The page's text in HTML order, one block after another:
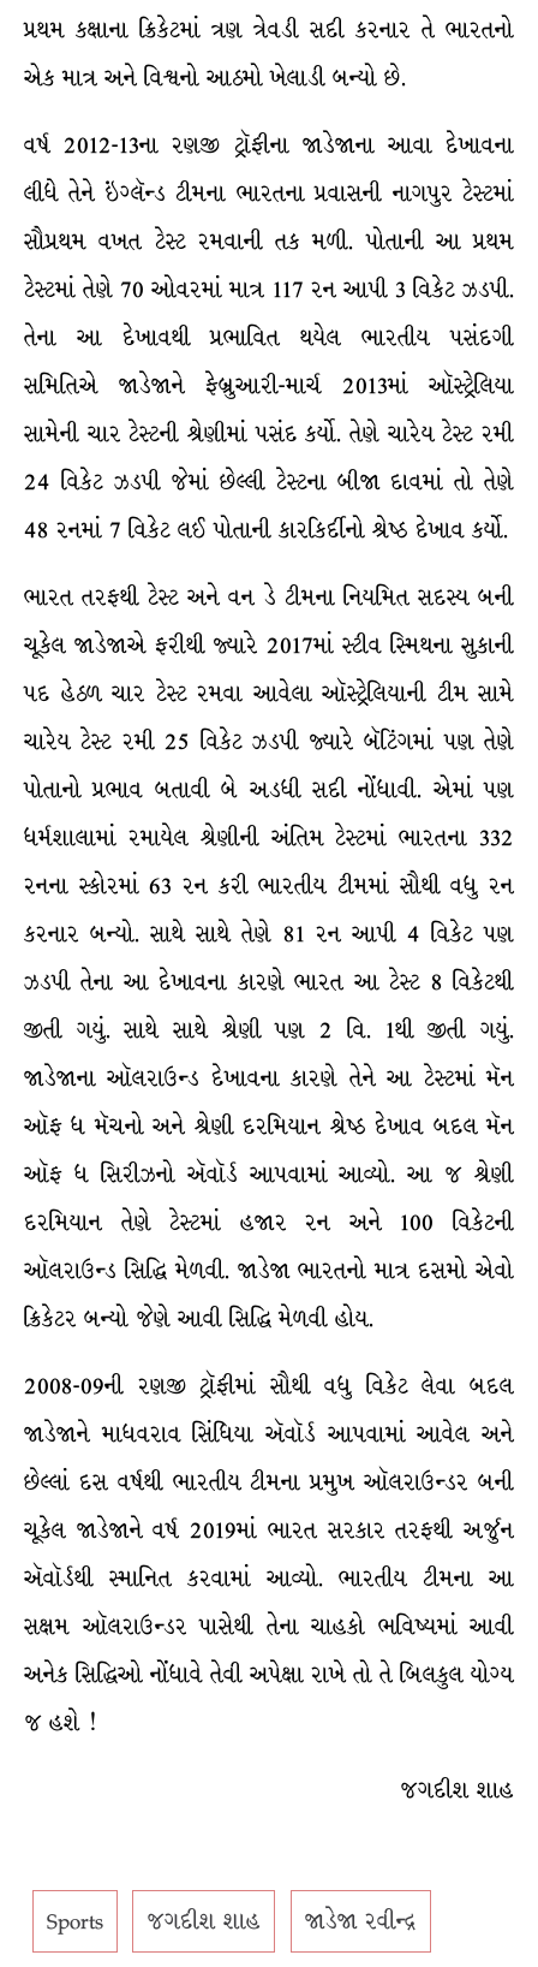
પ્રથમ કક્ષાના ક્રિકેટમાં ત્રણ ત્રેવડી સદી કરનાર તે ભારતનો
એક માત્ર અને વિશ્વનો આઠમો ખેલાડી બન્યો છે.
વર્ષ 2012-13ના રણજી ટ્રૉફીના જાડેજાના આવા દેખાવના
લીધે તેને ઇંગ્લૅન્ડ ટીમના ભારતના પ્રવાસની નાગપુર ટેસ્ટમાં
સૌપ્રથમ વખત ટેસ્ટ રમવાની તક મળી. પોતાની આ પ્રથમ
ટેસ્ટમાં તેણે 70 ઓવરમાં માત્ર 117 રન આપી 3 વિકેટ ઝડપી.
તેના આ દેખાવથી પ્રભાવિત થયેલ ભારતીય પસંદગી
સમિતિએ જાડેજાને ફેબ્રુઆરી-માર્ચ 2013માં ઑસ્ટ્રેલિયા
સામેની ચાર ટેસ્ટની શ્રેણીમાં પસંદ કર્યો. તેણે ચારેય ટેસ્ટ રમી
24 વિકેટ ઝડપી જેમાં છેલ્લી ટેસ્ટના બીજા દાવમાં તો તેણે
48 રનમાં 7 વિકેટ લઈ પોતાની કારકિર્દીનો શ્રેષ્ઠ દેખાવ કર્યો.
ભારત તરફથી ટેસ્ટ અને વન ડે ટીમના નિયમિત સદસ્ય બની
ચૂકેલ જાડેજાએ ફરીથી જ્યારે 2017માં સ્ટીવ સ્મિથના સુકાની
પદ હેઠળ ચાર ટેસ્ટ રમવા આવેલા ઑસ્ટ્રેલિયાની ટીમ સામે
ચારેય ટેસ્ટ રમી 25 વિકેટ ઝડપી જ્યારે બૅટિંગમાં પણ તેણે
પોતાનો પ્રભાવ બતાવી બે અડધી સદી નોંધાવી. એમાં પણ
ધર્મશાલામાં રમાયેલ શ્રેણીની અંતિમ ટેસ્ટમાં ભારતના 332
રનના સ્કોરમાં 63 રન કરી ભારતીય ટીમમાં સૌથી વધુ રન
કરનાર બન્યો. સાથે સાથે તેણે 81 રન આપી 4 વિકેટ પણ
ઝડપી તેના આ દેખાવના કારણે ભારત આ ટેસ્ટ 8 વિકેટથી
જીતી ગયું. સાથે સાથે શ્રેણી પણ 2 વિ. 1થી જીતી ગયું.
જાડેજાના ઑલરાઉન્ડ દેખાવના કારણે તેને આ ટેસ્ટમાં મૅન
ઑફ ધ મૅચનો અને શ્રેણી દરમિયાન શ્રેષ્ઠ દેખાવ બદલ મૅન
ઑફ ધ સિરીઝનો ઍવૉર્ડ આપવામાં આવ્યો. આ જ શ્રેણી
દરમિયાન તેણે ટેસ્ટમાં હજાર રન અને 100 વિકેટની
ઑલરાઉન્ડ સિદ્ધિ મેળવી. જાડેજા ભારતનો માત્ર દસમો એવો
ક્રિકેટર બન્યો જેણે આવી સિદ્ધિ મેળવી હોય.
2008-09ની રણજી ટ્રૉફીમાં સૌથી વધુ વિકેટ લેવા બદલ
જાડેજાને માધવરાવ સિંધિયા ઍવૉર્ડ આપવામાં આવેલ અને
છેલ્લાં દસ વર્ષથી ભારતીય ટીમના પ્રમુખ ઑલરાઉન્ડર બની
ચૂકેલ જાડેજાને વર્ષ 2019માં ભારત સરકાર તરફથી અર્જુન
ઍવૉર્ડથી સ્માનિત કરવામાં આવ્યો. ભારતીય ટીમના આ
સક્ષમ ઑલરાઉન્ડર પાસેથી તેના ચાહકો ભવિષ્યમાં આવી
અનેક સિદ્ધિઓ નોંધાવે તેવી અપેક્ષા રાખે તો તે બિલકુલ યોગ્ય
જ હશે !
જગદીશ શાહ
Sports જગદીશ શાહ જાડેજા રવીન્દ્ર